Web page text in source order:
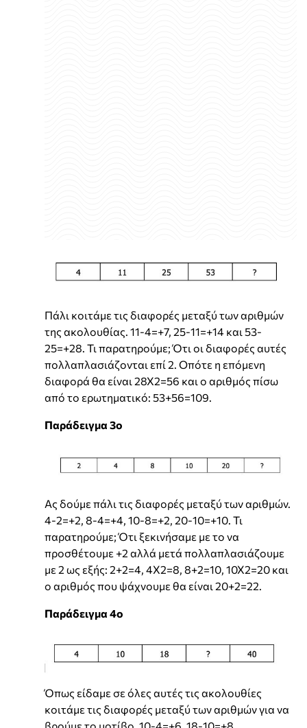
Πάλι κοιτάμε τις διαφορές μεταξύ των αριθμών
της ακολουθίας. 11-4=+7, 25-11=+14 και 53-
25=+28. Τι παρατηρούμε; Ότι οι διαφορές αυτές
πολλαπλασιάζονται επί 2. Οπότε η επόμενη
διαφορά θα είναι 28Χ2=56 και ο αριθμός πίσω
από το ερωτηματικό: 53+56=109.
Παράδειγμα 3ο
Ας δούμε πάλι τις διαφορές μεταξύ των αριθμών.
4-2=+2, 8-4=+4, 10-8=+2, 20-10=+10. Τι
παρατηρούμε; Ότι ξεκινήσαμε με το να
προσθέτουμε +2 αλλά μετά πολλαπλασιάζουμε
με 2 ως εξής: 2+2=4, 4Χ2=8, 8+2=10, 10Χ2=20 και
ο αριθμός που ψάχνουμε θα είναι 20+2=22.
Παράδειγμα 4ο
Όπως είδαμε σε όλες αυτές τις ακολουθίες
κοιτάμε τις διαφορές μεταξύ των αριθμών για να